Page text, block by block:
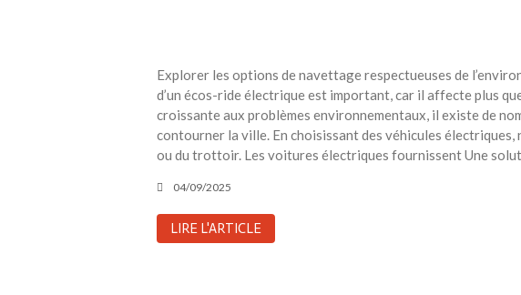
Explorer les options de navettage respectueuses de
d’un écos-ride électrique est important, car il affecte plus
croissante aux problèmes environnementaux, il existe de
contourner la ville. En choisissant des véhicules
ou du trottoir. Les voitures électriques fournissent Une
04/09/2025
LIRE L'ARTICLE